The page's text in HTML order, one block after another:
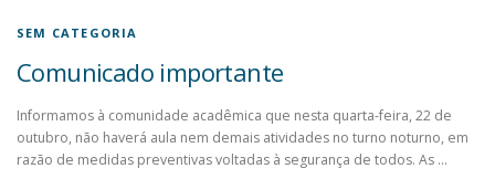
SEM CATEGORIA
Comunicado importante
Informamos à comunidade acadêmica que nesta quarta-feira, 22 de
outubro, não haverá aula nem demais atividades no turno noturno, em
razão de medidas preventivas voltadas à segurança de todos. As …